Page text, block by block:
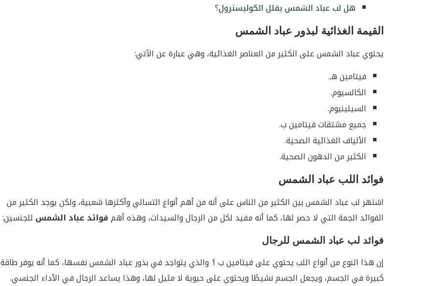
هل لب عباد الشمس يقلل الكوليسترول؟
القيمة الغذائية لبذور عباد الشمس
يحتوي عباد الشمس على الكثير من العناصر الغذائية، وهي عبارة عن الآتي:
فيتامين هـ.
الكالسيوم.
السيلينيوم.
جميع مشتقات فيتامين ب.
الألياف الغذائية الصحية.
الكثير من الدهون الصحية.
فوائد اللب عباد الشمس
اشتهر لب عباد الشمس بين الكثير من الناس على أنه من أهم أنواع التسالي وأكثرها شعبية، ولكن يوجد الكثير من
الفوائد الجمة التي لا حصر لها، كما أنه مفيد لكل من الرجال والسيدات، وهذه أهمفوائد عباد الشمس للجنسين:
فوائد لب عباد الشمس للرجال
إن هذا النوع من أنواع اللب يحتوي على فيتامين ب 1 والذي يتواجد في بذور عباد الشمس نفسها، كما أنه يوفر طاقة
كبيرة في الجسم، ويجعل الجسم نشيطًا ويحتوي على حيوية لا مثيل لها، وهذا يساعد الرجال في الأداء الجنسي.